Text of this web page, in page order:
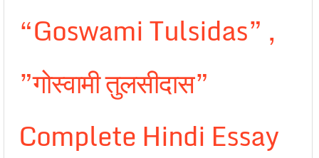
“Goswami Tulsidas” ,
”गोस्वामी तुलसीदास”
Complete Hindi Essay